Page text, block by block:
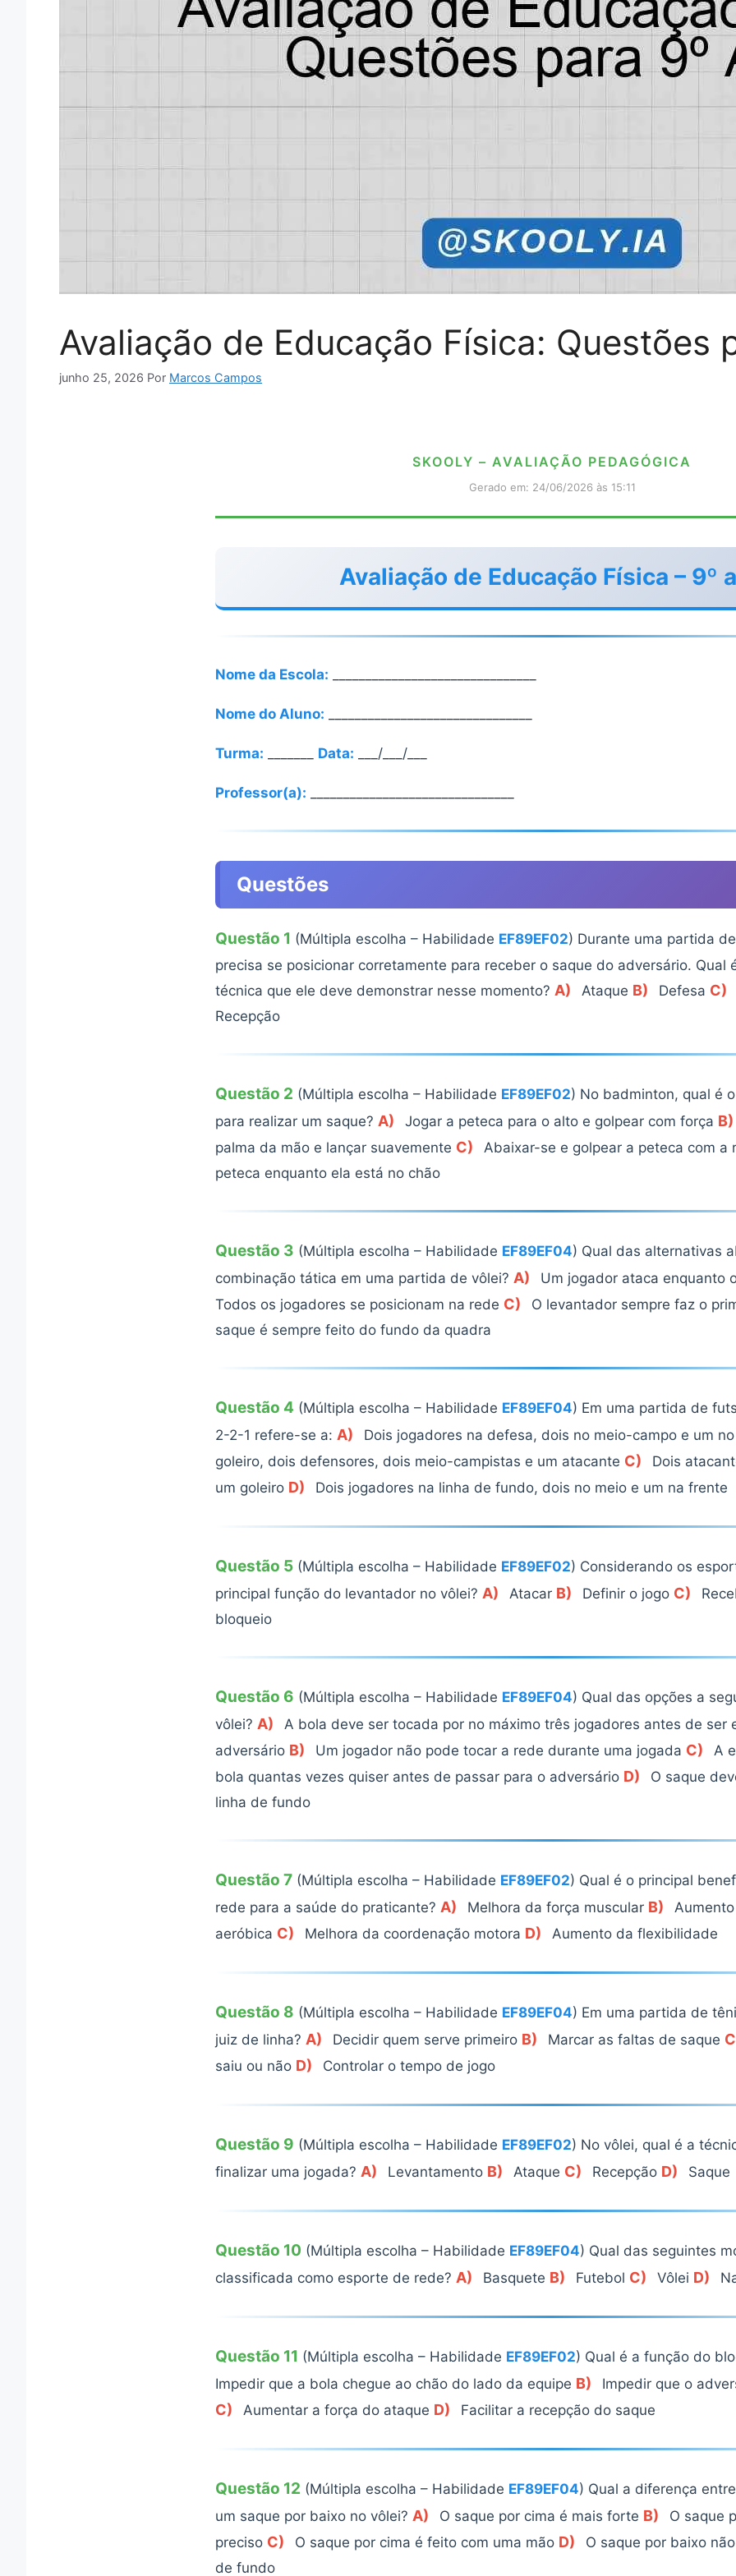
Avaliação de Educação Física: Questões
junho 25, 2026 Por Marcos Campos
SKOOLY – AVALIAÇÃO PEDAGÓGICA
Gerado em: 24/06/2026 às 15:11
Avaliação de Educação Física – 9º
Nome da Escola:
Nome do Aluno:
Turma: Data: ___/___/___
Professor(a):
Questões
Questão 1 (Múltipla escolha – Habilidade EF89EF02) Durante uma partida
precisa se posicionar corretamente para receber o saque do adversário. Qual
técnica que ele deve demonstrar nesse momento? A) Ataque B) Defesa C)
Recepção
Questão 2 (Múltipla escolha – Habilidade EF89EF02) No badminton, qual é
para realizar um saque? A) Jogar a peteca para o alto e golpear com força B)
palma da mão e lançar suavemente C)
Abaixar-se e golpear a peteca com a
peteca enquanto ela está no chão
Questão 3 (Múltipla escolha – Habilidade EF89EF04) Qual das alternativas
combinação tática em uma partida de vôlei? A)
Um jogador ataca enquanto
Todos os jogadores se posicionam na rede C)
O levantador sempre faz o
saque é sempre feito do fundo da quadra
Questão 4 (Múltipla escolha – Habilidade EF89EF04) Em uma partida de
2-2-1 refere-se a: A)
Dois jogadores na defesa, dois no meio-campo e um
goleiro, dois defensores, dois meio-campistas e um atacante C)
Dois
um goleiro D) Dois jogadores na linha de fundo, dois no meio e um na frente
Questão 5 (Múltipla escolha – Habilidade EF89EF02) Considerando os
principal função do levantador no vôlei? A) Atacar B) Definir o jogo C)
bloqueio
Questão 6 (Múltipla escolha – Habilidade EF89EF04) Qual das opções a
vôlei? A)
A bola deve ser tocada por no máximo três jogadores antes de ser
adversário B) Um jogador não pode tocar a rede durante uma jogada C)
A
bola quantas vezes quiser antes de passar para o adversário D)
O saque
linha de fundo
Questão 7 (Múltipla escolha – Habilidade EF89EF02) Qual é o principal
rede para a saúde do praticante? A) Melhora da força muscular B)
aeróbica C) Melhora da coordenação motora D) Aumento da flexibilidade
Questão 8 (Múltipla escolha – Habilidade EF89EF04) Em uma partida de
juiz de linha? A) Decidir quem serve primeiro B) Marcar as faltas de saque
saiu ou não D) Controlar o tempo de jogo
Questão 9 (Múltipla escolha – Habilidade EF89EF02) No vôlei, qual é a
finalizar uma jogada? A) Levantamento B) Ataque C) Recepção D) Saque
Questão 10 (Múltipla escolha – Habilidade EF89EF04) Qual das seguintes
classificada como esporte de rede? A) Basquete B) Futebol C) Vôlei D)
Questão 11 (Múltipla escolha – Habilidade EF89EF02) Qual é a função do
Impedir que a bola chegue ao chão do lado da equipe B) Impedir que o
C) Aumentar a força do ataque D) Facilitar a recepção do saque
Questão 12 (Múltipla escolha – Habilidade EF89EF04) Qual a diferença
um saque por baixo no vôlei? A) O saque por cima é mais forte B)
O saque
preciso C) O saque por cima é feito com uma mão D)
O saque por baixo
de fundo